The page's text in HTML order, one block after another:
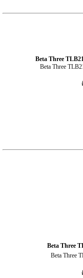
Beta Three
Beta Three
Beta Three
Beta Three